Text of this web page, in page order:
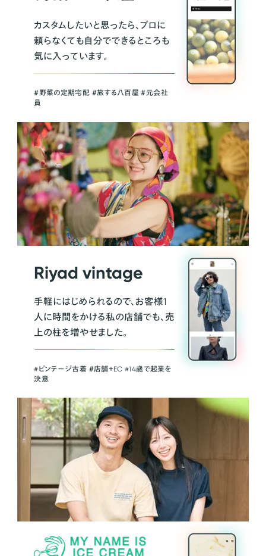
カスタムしたいと思ったら、プロに
頼らなくても自分でできるところも
気に入っています。
＃野菜の定期宅配 ＃旅する八百屋 ＃元会社
員
Riyad vintage
手軽にはじめられるので、お客様1
人に時間をかける私の店舗でも、売
上の柱を増やせました。
#ビンテージ古着 ＃店舗＋EC #14歳で起業を
決意